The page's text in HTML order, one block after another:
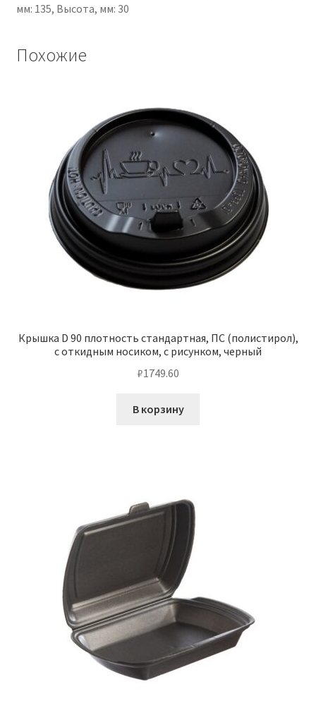
мм: 135, Высота, мм: 30
Похожие
Крышка D 90 плотность стандартная, ПС (полистирол),
с откидным носиком, с рисунком, черный
₽1749.60
В корзину